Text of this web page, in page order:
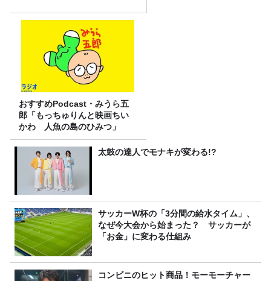
おすすめPodcast・みうら五
郎「もっちゅりんと映画ちい
かわ 人魚の島のひみつ」
太鼓の達人でモナキが変わる!?
サッカーW杯の「3分間の給水タイム」、
なぜ今大会から始まった？ サッカーが
「お金」に変わる仕組み
コンビニのヒット商品！モーモーチャー